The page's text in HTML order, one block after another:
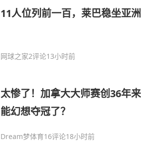
11人位列前一百，莱巴稳坐亚
网球之家2评论13小时前
太惨了！加拿大大师赛创36年
能幻想夺冠了？
Dream梦体育16评论18小时前